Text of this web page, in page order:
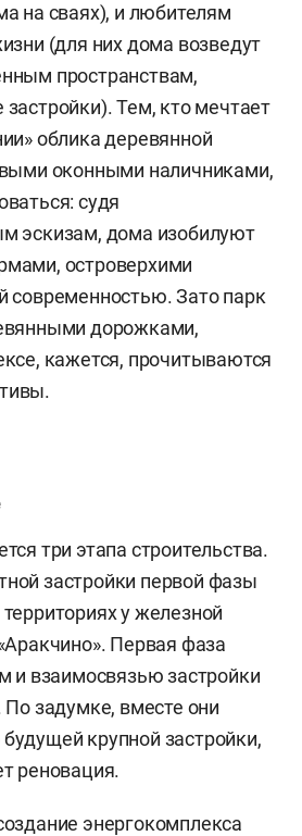
на сваях), и любителям
(для них дома возведут
пространствам,
Тем, кто мечтает
облика деревянной
оконными наличниками,
судя
эскизам, дома изобилуют
островерхими
современностью. Зато парк
дорожками,
кажется, прочитываются
три этапа строительства.
застройки первой фазы
у железной
Первая фаза
и взаимосвязью застройки
По задумке, вместе они
крупной застройки,
реновация.
энергокомплекса